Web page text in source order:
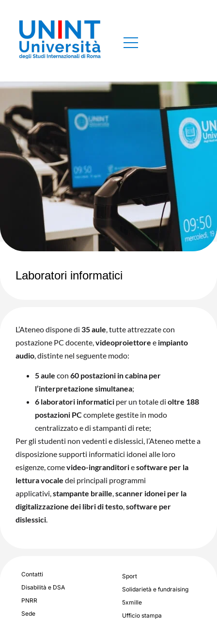
Laboratori informatici
L’Ateneo dispone di 35 aule, tutte attrezzate con
postazione PC docente,videoproiettore e impianto
audio, distinte nel seguente modo:
5 aule con 60 postazioni in cabina per
l’interpretazione simultanea;
6 laboratori informatici per un totale di oltre 188
postazioni PCcomplete gestite in modo
centralizzato e di stampanti di rete;
Per gli studenti non vedenti e dislessici, l’Ateneo mette a
disposizione supporti informatici idonei alle loro
esigenze, comevideo-ingranditoriesoftware per la
lettura vocale dei principali programmi
applicativi,stampante braille,scanner idonei per la
digitalizzazione dei libri di testo,software per
dislessici.
Contatti
Disabilità e DSA
PNRR
Sede
Sport
Solidarietà e fundraising
5xmille
Ufficio stampa